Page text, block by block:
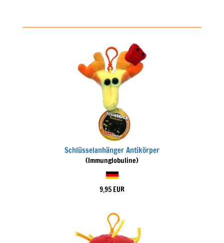
Schlüsselanhänger Antikörper
(Immunglobuline)
9,95 EUR